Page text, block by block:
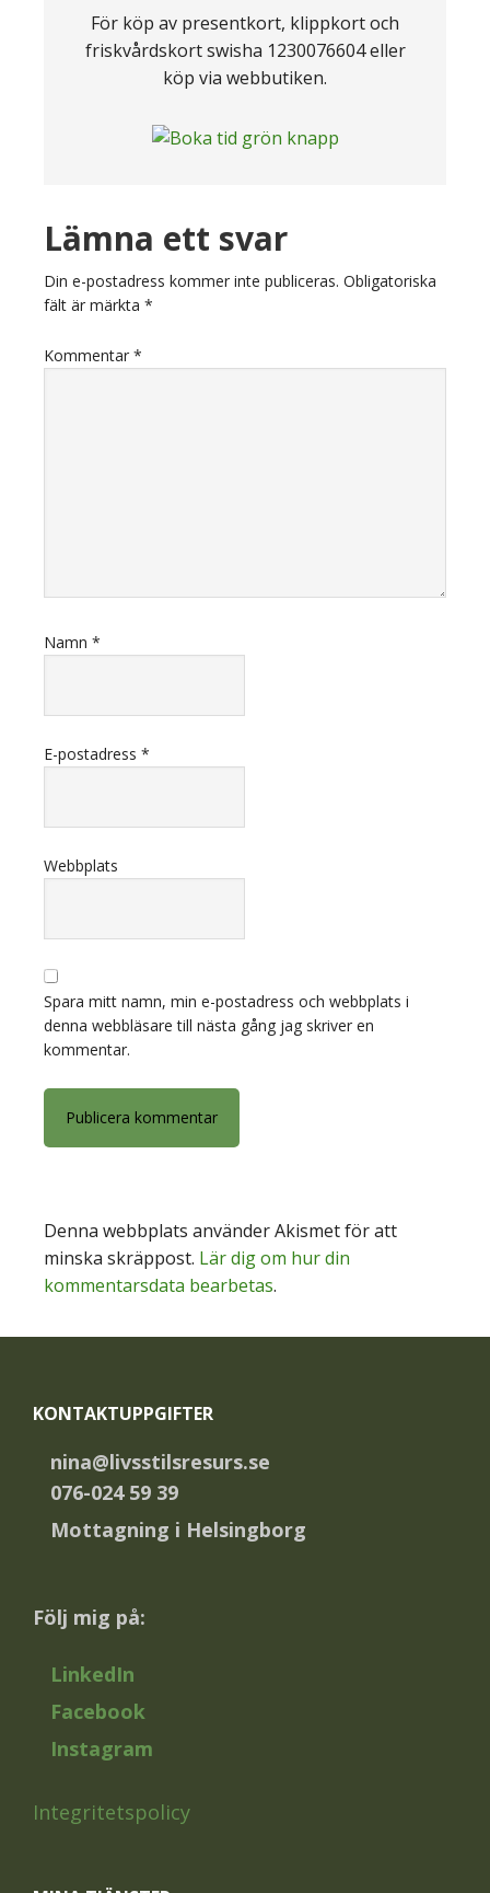
För köp av presentkort, klippkort och
friskvårdskort swisha 1230076604 eller
köp via webbutiken.
Läsarkommentarer
Lämna ett svar
Din e-postadress kommer inte publiceras. Obligatoriska
fält är märkta *
Kommentar *
Namn *
E-postadress *
Webbplats
Spara mitt namn, min e-postadress och webbplats i
denna webbläsare till nästa gång jag skriver en
kommentar.
Denna webbplats använder Akismet för att
minska skräppost. Lär dig om hur din
kommentarsdata bearbetas.
KONTAKTUPPGIFTER
nina@livsstilsresurs.se
076-024 59 39
Mottagning i Helsingborg
Följ mig på:
LinkedIn
Facebook
Instagram
Integritetspolicy